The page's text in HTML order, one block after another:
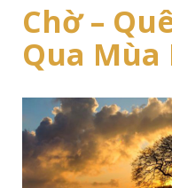
Chờ –
Qua Mùa